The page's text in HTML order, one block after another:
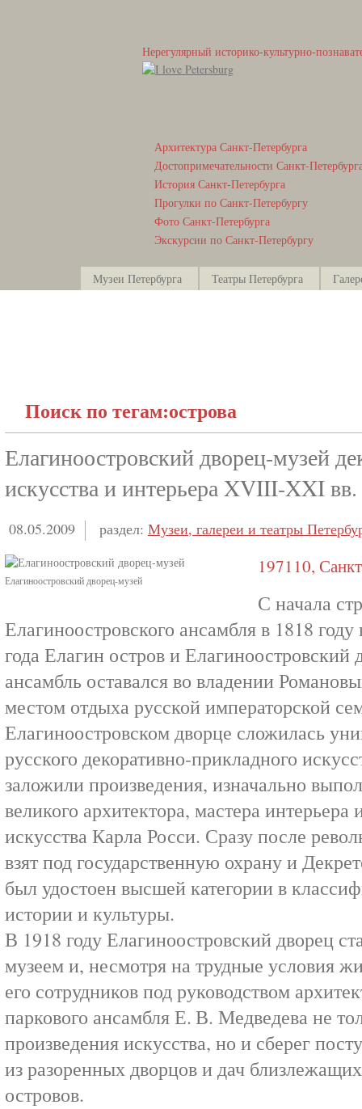
Нерегулярный историко-культурно-
Архитектура Санкт-Петербурга
Достопримечательности Санкт-
История Санкт-Петербурга
Прогулки по Санкт-Петербургу
Фото Санкт-Петербурга
Экскурсии по Санкт-Петербургу
Музеи Петербурга Театры Петербурга
Поиск по тегам:острова
Елагиноостровский дворец-музей
искусства и интерьера XVIII-XXI вв.
08.05.2009 раздел: Музеи, галереи и театры
Елагиноостровский дворец-музей
197110,
С начала
Елагиноостровского ансамбля в 1818
года Елагин остров и Елагиноостровский
ансамбль оставался во владении
местом отдыха русской императорской
Елагиноостровском дворце сложилась
русского декоративно-прикладного
заложили произведения, изначально
великого архитектора, мастера
искусства Карла Росси. Сразу после
взят под государственную охрану и
был удостоен высшей категории в
истории и культуры.
В 1918 году Елагиноостровский дворец
музеем и, несмотря на трудные условия
его сотрудников под руководством
паркового ансамбля Е. В. Медведева не
произведения искусства, но и сберег
из разоренных дворцов и дач
островов.